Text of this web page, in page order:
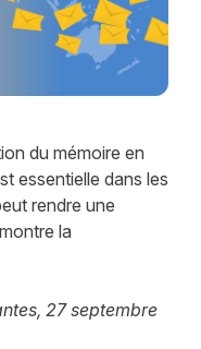
du mémoire en
essentielle dans les
rendre une
la
27 septembre